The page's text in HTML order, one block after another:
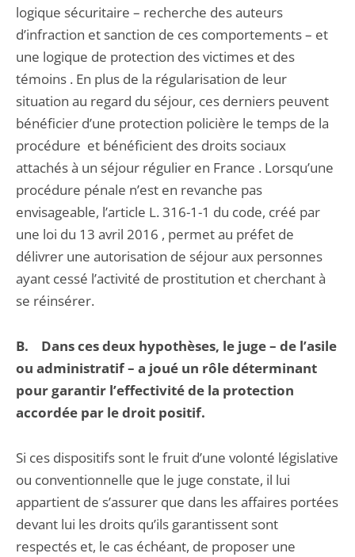
logique sécuritaire – recherche des auteurs
d’infraction et sanction de ces comportements – et
une logique de protection des victimes et des
témoins . En plus de la régularisation de leur
situation au regard du séjour, ces derniers peuvent
bénéficier d’une protection policière le temps de la
procédure et bénéficient des droits sociaux
attachés à un séjour régulier en France . Lorsqu’une
procédure pénale n’est en revanche pas
envisageable, l’article L. 316-1-1 du code, créé par
une loi du 13 avril 2016 , permet au préfet de
délivrer une autorisation de séjour aux personnes
ayant cessé l’activité de prostitution et cherchant à
se réinsérer.
B. Dans ces deux hypothèses, le juge – de l’asile
ou administratif – a joué un rôle déterminant
pour garantir l’effectivité de la protection
accordée par le droit positif.
Si ces dispositifs sont le fruit d’une volonté législative
ou conventionnelle que le juge constate, il lui
appartient de s’assurer que dans les affaires portées
devant lui les droits qu’ils garantissent sont
respectés et, le cas échéant, de proposer une